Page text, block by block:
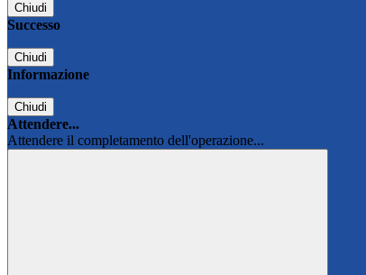
Chiudi
Successo
Chiudi
Informazione
Chiudi
Attendere...
Attendere il completamento dell'operazione...